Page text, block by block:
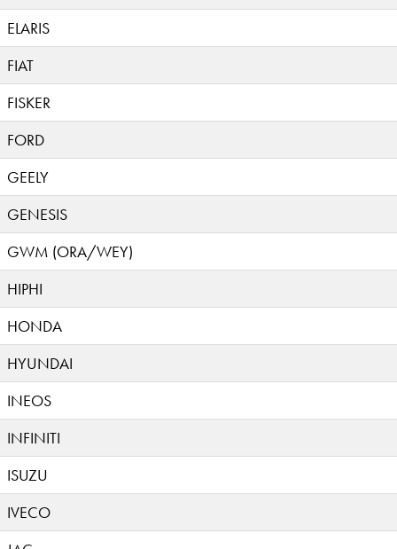
ELARIS
FIAT
FISKER
FORD
GEELY
GENESIS
GWM (ORA/WEY)
HIPHI
HONDA
HYUNDAI
INEOS
INFINITI
ISUZU
IVECO